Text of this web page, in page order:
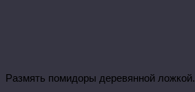
Размять помидоры деревянной ложкой.